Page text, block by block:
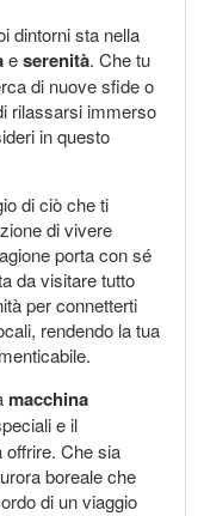
dintorni sta nella
eserenità. Che tu
di nuove sfide o
rilassarsi immerso
in questo
di ciò che ti
di vivere
porta con sé
da visitare tutto
per connetterti
rendendo la tua
macchina
e il
Che sia
boreale che
di un viaggio